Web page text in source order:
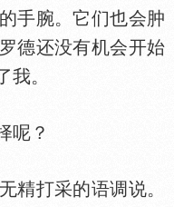
手腕。它们也会肿
德还没有机会开始
我。
呢？
打采的语调说。